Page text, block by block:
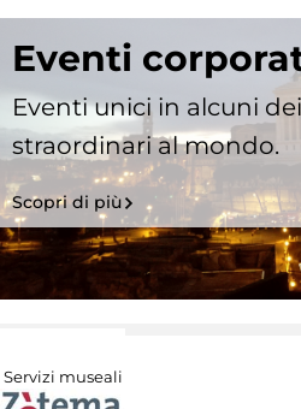
Eventi
Eventi unici in alcuni
straordinari al mondo.
Scopri di più
Servizi museali